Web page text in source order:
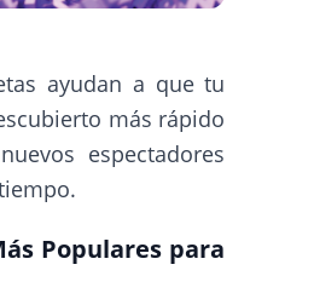
ayudan a que tu
más rápido
espectadores
Populares para